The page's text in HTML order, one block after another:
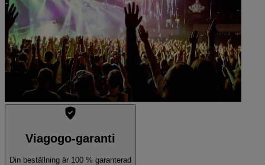
Viagogo-garanti
Din beställning är 100 % garanterad